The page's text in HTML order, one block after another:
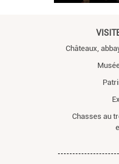
Châteaux,
Chasses au